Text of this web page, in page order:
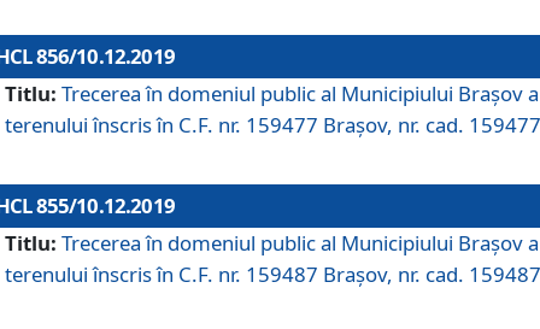
856/10.12.2019
Titlu: Trecerea în domeniul public al Municipiului Braşov a
terenului înscris în C.F. nr. 159477 Brașov, nr. cad.
855/10.12.2019
Titlu: Trecerea în domeniul public al Municipiului Braşov a
terenului înscris în C.F. nr. 159487 Brașov, nr. cad.